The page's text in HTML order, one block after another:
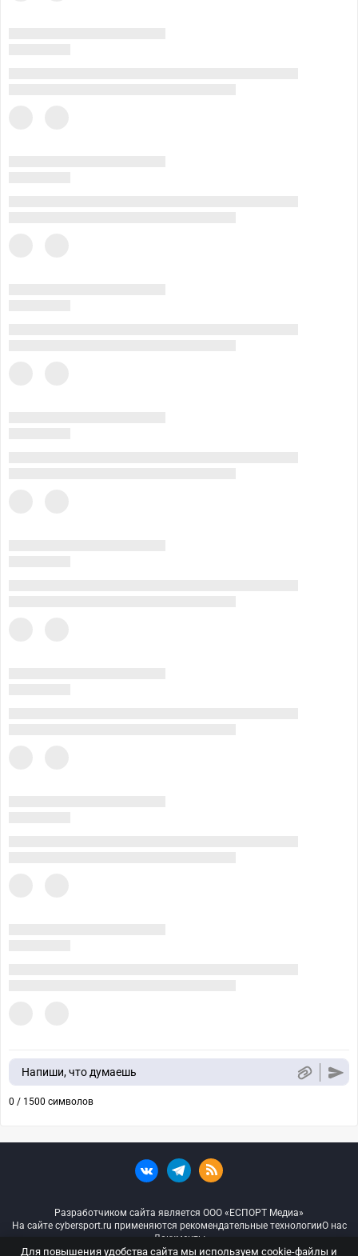
Напиши, что думаешь
0 / 1500 символов
Разработчиком сайта является ООО «ЕСПОРТ Медиа»
На сайте cybersport.ru применяются рекомендательные технологииО нас
Документы
Для повышения удобства сайта мы используем cookie-файлы и